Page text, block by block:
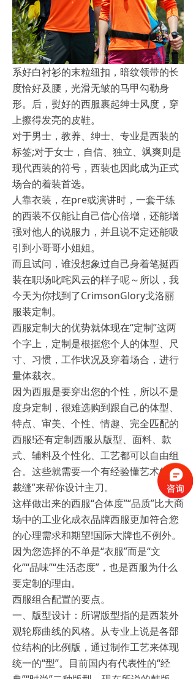
系好白衬衫的末粒纽扣，暗纹领带的长
度恰好及腰，光滑无皱的马甲勾勒身
形。后，熨好的西服裹起绅士风度，穿
上擦得发亮的皮鞋。
对于男士，教养、绅士、专业是西装的
标签;对于女士，自信、独立、飒爽则是
现代西装的符号，西装也因此成为正式
场合的着装首选。
人靠衣装，在pre或演讲时，一套干练
的西装不仅能让自己信心倍增，还能增
强对他人的说服力，并且说不定还能吸
引到小哥哥小姐姐。
而且试问，谁没想象过自己身着笔挺西
装在职场叱咤风云的样子呢～所以，我
今天为你找到了CrimsonGlory戈洛丽
服装定制。
西服定制大的优势就体现在“定制”这两
个字上，定制是根据您个人的体型、尺
寸、习惯，工作状况及穿着场合，进行
量体裁衣。
因为西服是要穿出您的个性，所以不是
度身定制，很难选购到跟自己的体型、
特点、审美、个性、情趣、完全匹配的
西服!还有定制西服从版型、面料、款
式、辅料及个性化、工艺都可以自由组
合。这些就需要一个有经验懂艺术的“大
裁缝”来帮你设计主刀。
这样做出来的西服“合体度”“品质”比大商
场中的工业化成衣品牌西服更加符合您
的心理需求和期望!国际大牌也不例外。
因为您选择的不单是“衣服”而是“文
化”“品味”“生活态度”，也是西服为什么
要定制的理由。
西服组合配置的要点。
一、版型设计：所谓版型指的是西装外
观轮廓曲线的风格。从专业上说是各部
位结构的比例版，通过制作工艺来体现
统一的“型”。目前国内有代表性的“经